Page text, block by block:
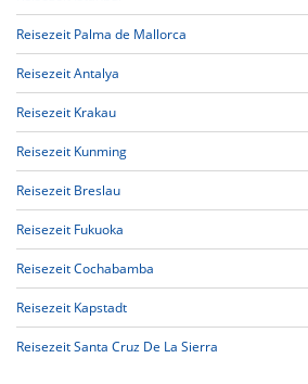
Reisezeit Palma de Mallorca
Reisezeit Antalya
Reisezeit Krakau
Reisezeit Kunming
Reisezeit Breslau
Reisezeit Fukuoka
Reisezeit Cochabamba
Reisezeit Kapstadt
Reisezeit Santa Cruz De La Sierra